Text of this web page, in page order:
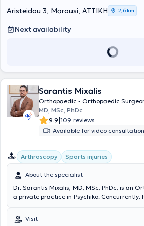
postgraduate degree in Metabolic Bone
from the National and Kapodistrian
member of the Hellenic Osteoporosis
textbooks that have been presented at
Aristeidou 3, Marousi, ΑΤΤΙΚΗ 2,6 km
Next availability
Sarantis Mixalis
Orthopaedic - Orthopaedic
MD, MSc, PhDc
9.9|109 reviews
Available for video consultation
Arthroscopy Sports injuries
About the specialist
Dr. Sarantis Mixalis, MD, MSc, PhDc, is an
a private practice in Psychiko. Concurrently,
Metropolitan Hospital. He has extensive
completed his specialization at the General
Visit